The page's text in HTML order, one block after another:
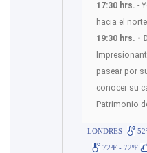
17:30 hrs. -
hacia el
19:30 hrs. -
pasear por
conocer su
Patrimonio
LONDRES
72ºF - 72ºF